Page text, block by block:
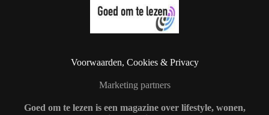
Voorwaarden, Cookies & Privacy
Marketing partners
Goed om te lezen is een magazine over lifestyle, wonen,